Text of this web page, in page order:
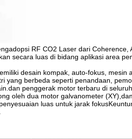
RF CO2 Laser dari Coherence,
secara luas di bidang aplikasi area
desain kompak, auto-fokus, mesin
yang berbeda seperti penandaan,
penggerak motor terbaru di
oleh dua motor galvanometer
luas untuk jarak